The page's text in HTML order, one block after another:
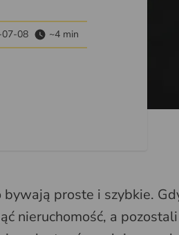
08 ~4 min
proste i szybkie.
nieruchomość, a